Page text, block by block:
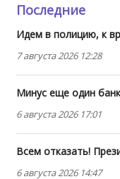
Последние
Идем в полицию, к
7 августа 2026 12:28
Минус еще один
6 августа 2026 17:01
Всем отказать!
6 августа 2026 14:47